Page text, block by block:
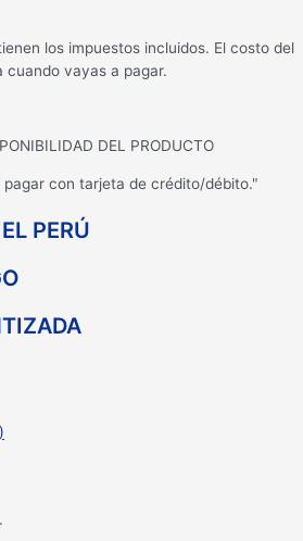
los impuestos incluidos. El costo del
cuando vayas a pagar.
DEL PRODUCTO
pagar con tarjeta de crédito/débito."
PERÚ